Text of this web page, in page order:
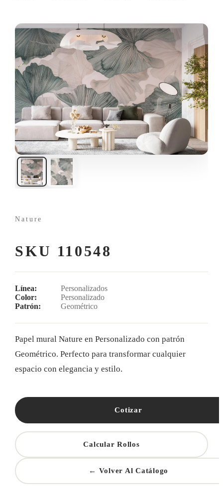
Nature
SKU 110548
Línea:
Personalizados
Color:
Personalizado
Patrón:
Geométrico
Papel mural Nature en Personalizado con patrón
Geométrico. Perfecto para transformar cualquier
espacio con elegancia y estilo.
Cotizar
Calcular Rollos
← Volver Al Catálogo